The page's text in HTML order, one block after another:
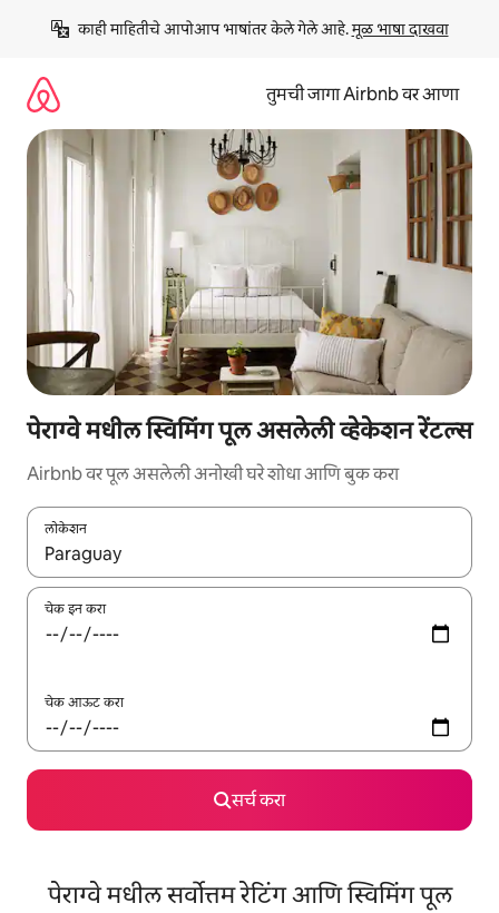
काही माहितीचे आपोआप भाषांतर केले गेले आहे. मूळ भाषा दाखवा
तुमची जागा Airbnb वर आणा
पेराग्वे मधील स्विमिंग पूल असलेली व्हेकेशन रेंटल्स
Airbnb वर पूल असलेली अनोखी घरे शोधा आणि बुक करा
लोकेशन
जेव्हा परिणाम उपलब्ध असतील, तेव्हा वरच्या आणि खाली बाणांच्या किजसह
चेक इन करा
चेक आऊट करा
सर्च करा
पेराग्वे मधील सर्वोत्तम रेटिंग आणि स्विमिंग पूल